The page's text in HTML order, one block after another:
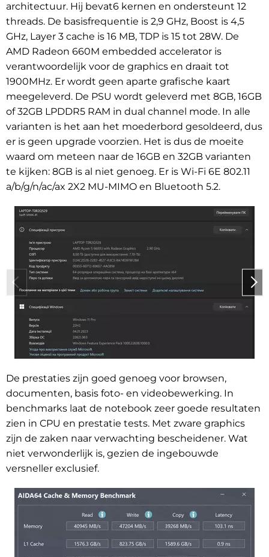
architectuur. Hij bevat6 kernen en ondersteunt 12
threads. De basisfrequentie is 2,9 GHz, Boost is 4,5
GHz, Layer 3 cache is 16 MB, TDP is 15 tot 28W. De
AMD Radeon 660M embedded accelerator is
verantwoordelijk voor de graphics en draait tot
1900MHz. Er wordt geen aparte grafische kaart
meegeleverd. De PSU wordt geleverd met 8GB, 16GB
of 32GB LPDDR5 RAM in dual channel mode. In alle
varianten is het aan het moederbord gesoldeerd, dus
er is geen upgrade voorzien. Het is dus de moeite
waard om meteen naar de 16GB en 32GB varianten
te kijken: 8GB is al niet genoeg. Er is Wi-Fi 6E 802.11
a/b/g/n/ac/ax 2X2 MU-MIMO en Bluetooth 5.2.
De prestaties zijn goed genoeg voor browsen,
documenten, basis foto- en videobewerking. In
benchmarks laat de notebook zeer goede resultaten
zien in CPU en prestatie tests. Met zware graphics
zijn de zaken naar verwachting bescheidener. Wat
niet verwonderlijk is, gezien de ingebouwde
versneller exclusief.